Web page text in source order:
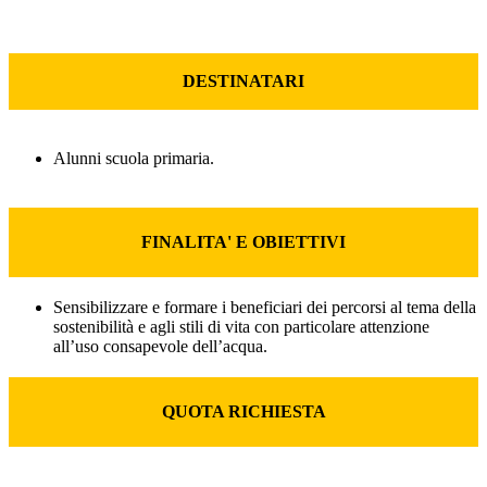
DESTINATARI
Alunni scuola primaria.
FINALITA' E OBIETTIVI
Sensibilizzare e formare i beneficiari dei percorsi al tema della
sostenibilità e agli stili di vita con particolare attenzione
all’uso consapevole dell’acqua.
QUOTA RICHIESTA